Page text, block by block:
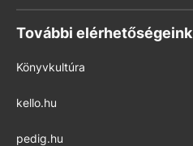
További elérhetőségeink
Könyvkultúra
kello.hu
pedig.hu